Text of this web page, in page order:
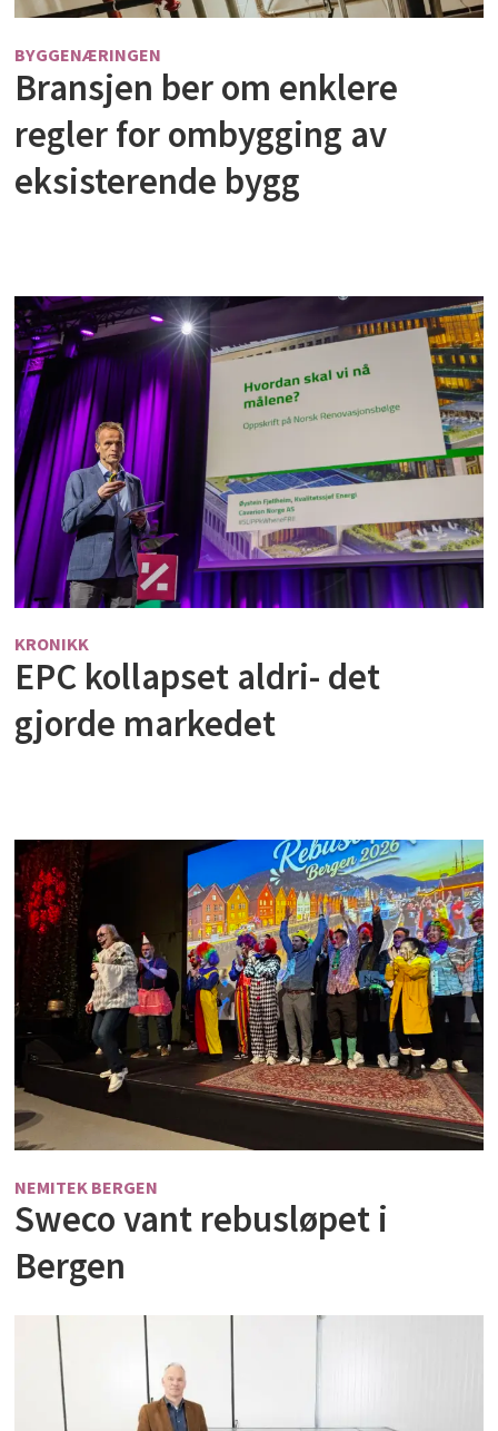
BYGGENÆRINGEN
Bransjen ber om enklere
regler for ombygging av
eksisterende bygg
KRONIKK
EPC kollapset aldri- det
gjorde markedet
NEMITEK BERGEN
Sweco vant rebusløpet i
Bergen